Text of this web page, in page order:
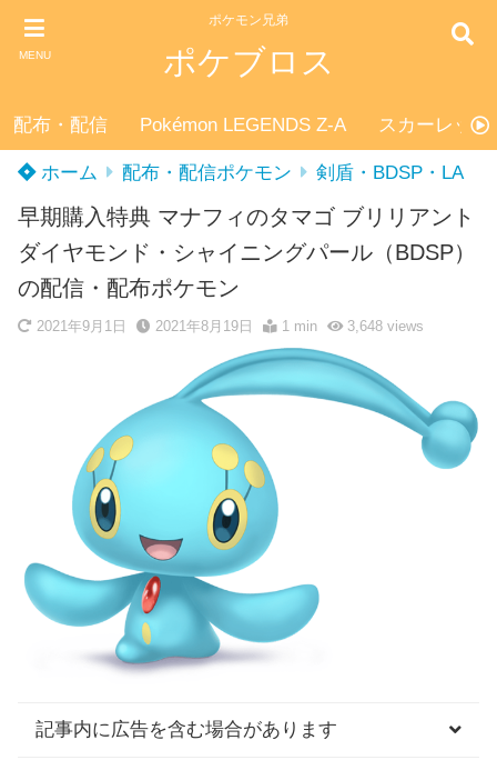
MENU
ポケモン兄弟
ポケブロス
配布・配信 Pokémon LEGENDS Z-A スカーレッ
ホーム 配布・配信ポケモン 剣盾・BDSP・LA
早期購入特典 マナフィのタマゴ ブリリアント
ダイヤモンド・シャイニングパール（BDSP）
の配信・配布ポケモン
2021年9月1日 2021年8月19日 1 min 3,648views
記事内に広告を含む場合があります